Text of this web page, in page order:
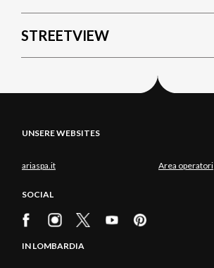
STREETVIEW
UNSERE WEBSITES
ariaspa.it Area operatori
SOCIAL
IN LOMBARDIA